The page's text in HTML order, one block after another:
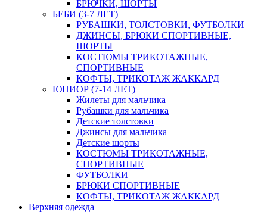
БРЮЧКИ, ШОРТЫ
БЕБИ (3-7 ЛЕТ)
РУБАШКИ, ТОЛСТОВКИ, ФУТБОЛКИ
ДЖИНСЫ, БРЮКИ СПОРТИВНЫЕ,
ШОРТЫ
КОСТЮМЫ ТРИКОТАЖНЫЕ,
СПОРТИВНЫЕ
КОФТЫ, ТРИКОТАЖ ЖАККАРД
ЮНИОР (7-14 ЛЕТ)
Жилеты для мальчика
Рубашки для мальчика
Детские толстовки
Джинсы для мальчика
Детские шорты
КОСТЮМЫ ТРИКОТАЖНЫЕ,
СПОРТИВНЫЕ
ФУТБОЛКИ
БРЮКИ СПОРТИВНЫЕ
КОФТЫ, ТРИКОТАЖ ЖАККАРД
Верхняя одежда